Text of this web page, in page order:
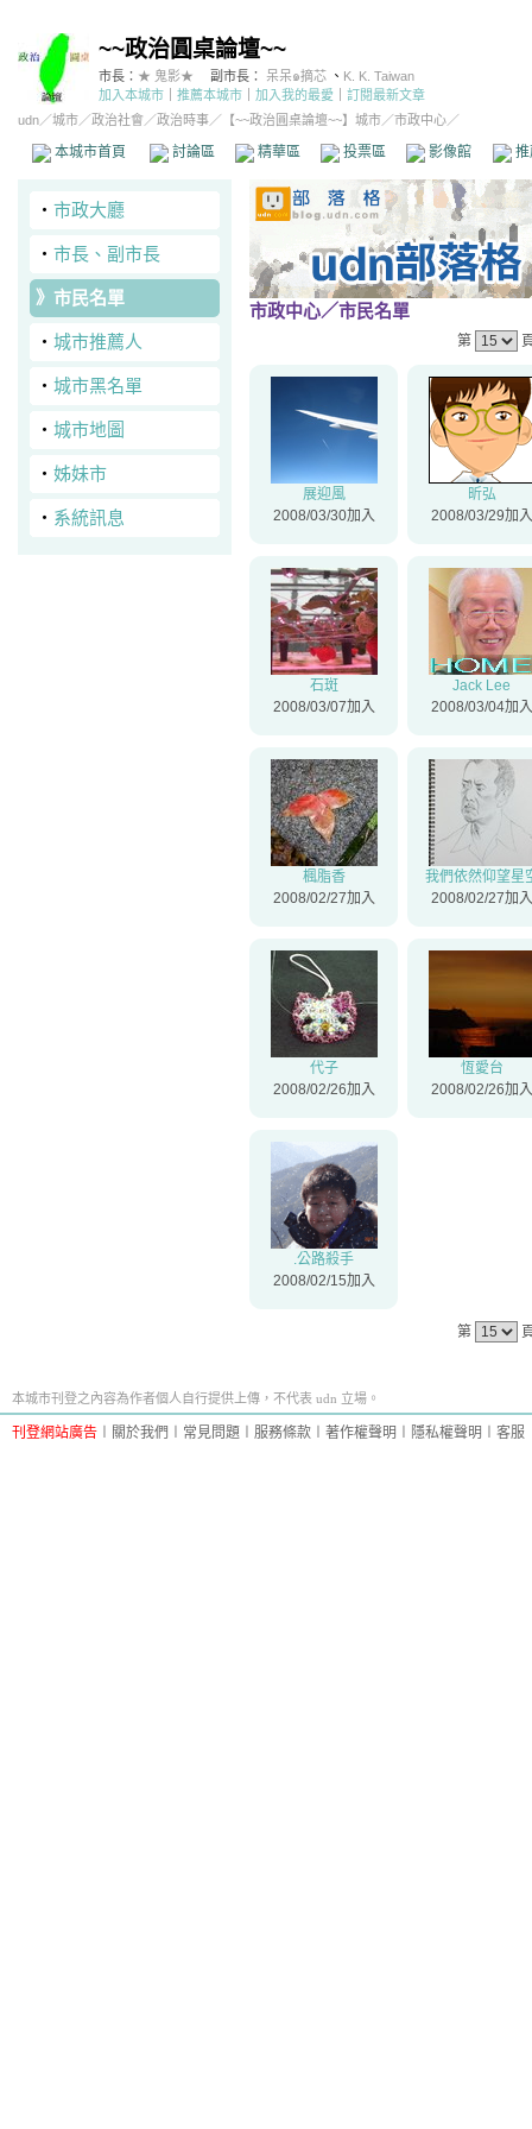
~~政治圓桌論壇~~
市長： ★ 鬼影★ 副市長： 呆呆๑摘芯 、 K. K. Taiwan
加入本城市
推薦本城市 加入我的最愛
訂閱最新文章
udn／城市／政治社會 ／政治時事／ 【~~政治圓桌論壇~~】城市／市政中心／
本城市首頁 討論區 精華區 投票區 影像館
‧ 市政大廳
‧ 市長、副市長
》 市民名單
‧ 城市推薦人
‧ 城市黑名單
‧ 城市地圖
‧ 姊妹市
‧ 系統訊息
市政中心／市民名單
第
展迎風
2008/03/30加入
昕弘
2008/03/29加入
石斑
2008/03/07加入
Jack Lee
2008/03/04加入
楓脂香
2008/02/27加入
我們依然仰望星
2008/02/27加入
代子
2008/02/26加入
恆愛台
2008/02/26加入
.公路殺手
2008/02/15加入
第
本城市刊登之內容為作者個人自行提供上傳，不代表 udn 立場。
刊登網站廣告 關於我們 常見問題 服務條款 著作權聲明 隱私權聲明 客服